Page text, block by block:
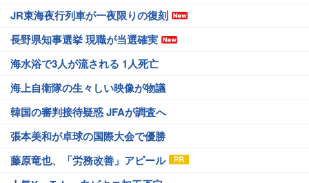
JR東海夜行列車が一夜限りの復刻
長野県知事選挙 現職が当選確実
海水浴で3人が流される 1人死亡
海上自衛隊の生々しい映像が物議
韓国の審判接待疑惑 JFAが調査へ
張本美和が卓球の国際大会で優勝
藤原竜也、「労務改善」アピール